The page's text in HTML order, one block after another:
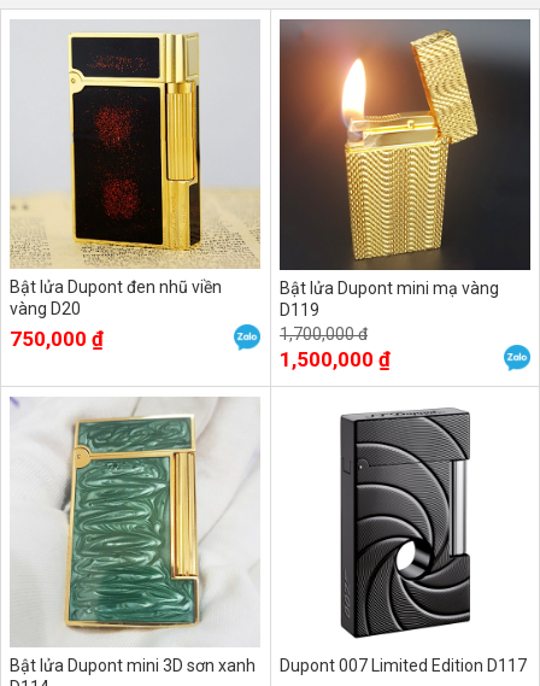
Bật lửa Dupont đen nhũ viền
vàng D20
750,000 ₫
Bật lửa Dupont mini mạ vàng
D119
1,700,000 đ
1,500,000 ₫
Bật lửa Dupont mini 3D sơn xanh
Dupont 007 Limited Edition D117